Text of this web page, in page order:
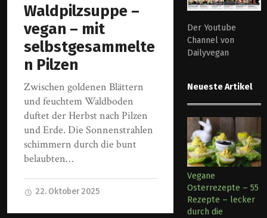
Waldpilzsuppe –
vegan – mit
selbstgesammelte
n Pilzen
Zwischen goldenen Blättern
und feuchtem Waldboden
duftet der Herbst nach Pilzen
und Erde. Die Sonnenstrahlen
schimmern durch die bunt
belaubten…
22. Oktober 2025
Der Youtube
Channel von
Dailyvegan
Neueste Artikel
Vegane
Osterrezepte – 55
Rezepte – lecker
durch die